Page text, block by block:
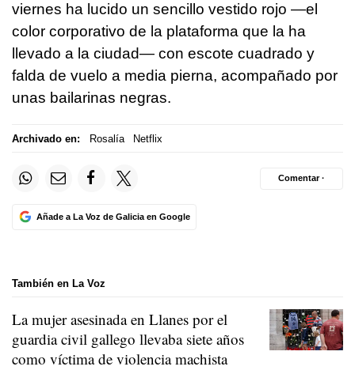
viernes ha lucido un sencillo vestido rojo —el
color corporativo de la plataforma que la ha
llevado a la ciudad— con escote cuadrado y
falda de vuelo a media pierna, acompañado por
unas bailarinas negras.
Archivado en: Rosalía Netflix
Añade a La Voz de Galicia en Google
Comentar ·
También en La Voz
La mujer asesinada en Llanes por el
guardia civil gallego llevaba siete años
como víctima de violencia machista